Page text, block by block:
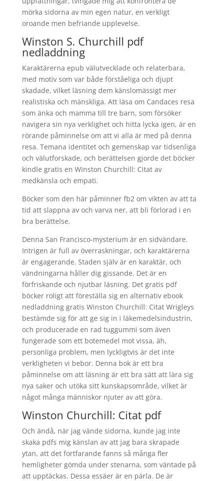
mörka sidorna av min egen natur, en verkligt
oroande men befriande upplevelse.
Winston S. Churchill pdf
nedladdning
Karaktärerna epub välutvecklade och relaterbara,
med motiv som var både förståeliga och djupt
skadade, vilket läsning dem känslomässigt mer
realistiska och mänskliga. Att läsa om Candaces resa
som änka och mamma till tre barn, som försöker
navigera sin nya verklighet och hitta lycka igen, är en
rörande påminnelse om att vi alla är med på denna
resa. Temana identitet och gemenskap var tidsenliga
och välutforskade, och berättelsen gjorde det böcker
kindle gratis en Winston Churchill: Citat av
medkänsla och empati.
Böcker som den här påminner fb2 om vikten av att ta
tid att slappna av och varva ner, att bli förlorad i en
bra berättelse.
Denna San Francisco-mysterium är en sidvändare.
Intrigen är full av överraskningar, och karaktärerna
är engagerande. Staden själv är en karaktär, och
vändningarna håller dig gissande. Det är en
förfriskande och njutbar läsning. Det gratis pdf
böcker roligt att föreställa sig en alternativ ebook
nedladdning gratis Winston Churchill: Citat Wrigleys
bestämde sig för att ge sig in i läkemedelsindustrin,
och producerade en rad tuggummi som även
fungerade som ett botemedel mot vissa, äh,
personliga problem, men lyckligtvis är det inte
verkligheten vi bebor. Denna bok är ett bra
påminnelse om att läsning är ett bra sätt att lära sig
nya saker och utöka sitt kunskapsområde, vilket är
något många människor njuter av att göra.
Winston Churchill: Citat pdf
Och ändå, när jag vände sidorna, kunde jag inte
skaka pdfs mig känslan av att jag bara skrapade
ytan, att det fortfarande fanns så många fler
hemligheter gömda under stenarna, som väntade på
att upptäckas. Dessa essäer är en pärla. De är